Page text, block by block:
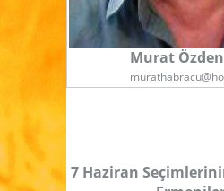
Murat Özden
7 Haziran